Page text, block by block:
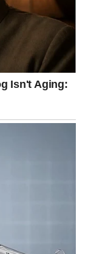
dizajniranih
1996.